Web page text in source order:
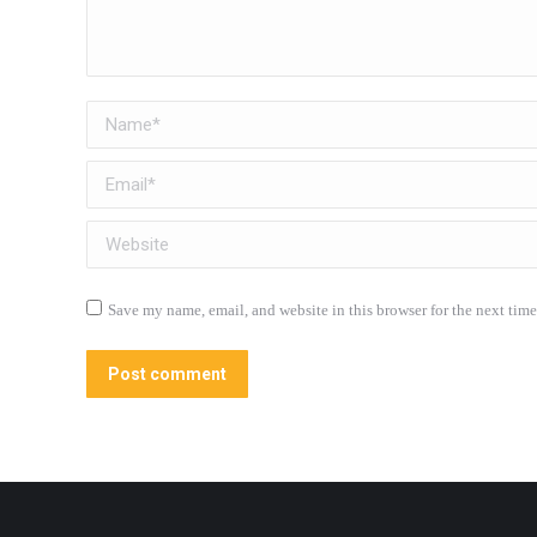
Name *
Email *
Website
Save my name, email, and website in this browser for the next
Post comment